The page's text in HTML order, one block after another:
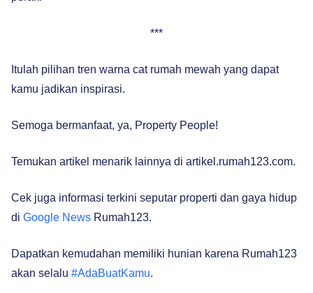
***
Itulah pilihan tren warna cat rumah mewah yang dapat
kamu jadikan inspirasi.
Semoga bermanfaat, ya, Property People!
Temukan artikel menarik lainnya di artikel.rumah123.com.
Cek juga informasi terkini seputar properti dan gaya hidup
di Google News Rumah123.
Dapatkan kemudahan memiliki hunian karena Rumah123
akan selalu #AdaBuatKamu.